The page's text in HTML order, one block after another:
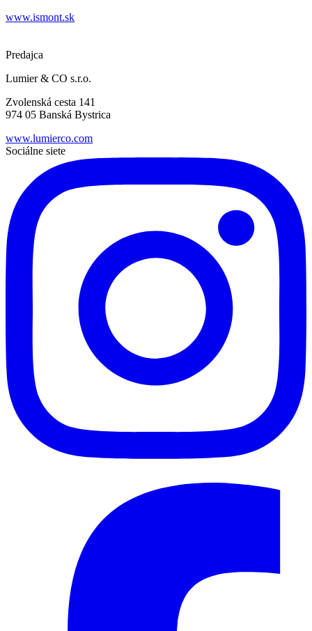
www.ismont.sk
Predajca
Lumier & CO s.r.o.
Zvolenská cesta 141
974 05 Banská Bystrica
www.lumierco.com
Sociálne siete